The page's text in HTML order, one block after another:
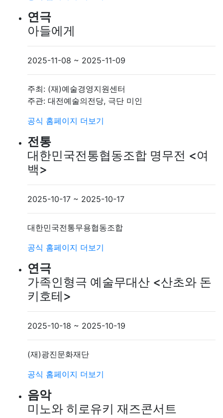
연극
아들에게
2025-11-08 ~ 2025-11-09
주최: (재)예술경영지원센터
주관: 대전예술의전당, 극단 미인
공식 홈페이지 더보기
전통
대한민국전통협동조합 명무전 <여
백>
2025-10-17 ~ 2025-10-17
대한민국전통무용협동조합
공식 홈페이지 더보기
연극
가족인형극 예술무대산 <산초와 돈
키호테>
2025-10-18 ~ 2025-10-19
(재)광진문화재단
공식 홈페이지 더보기
음악
미노와 히로유키 재즈콘서트